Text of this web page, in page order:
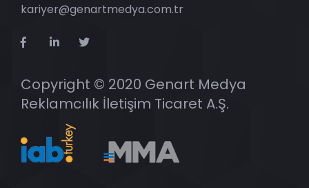
kariyer@genartmedya.com.tr
Copyright © 2020 Genart Medya
Reklamcılık İletişim Ticaret A.Ş.